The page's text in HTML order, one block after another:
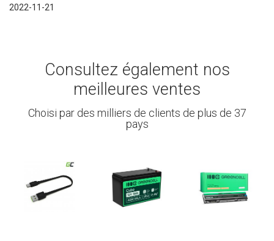
2022-11-21
Consultez également nos
meilleures ventes
Choisi par des milliers de clients de plus de 37
pays